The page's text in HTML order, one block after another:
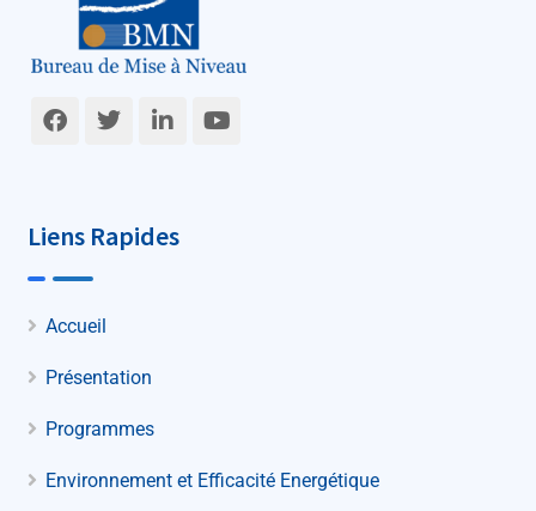
Liens Rapides
Accueil
Présentation
Programmes
Environnement et Efficacité Energétique